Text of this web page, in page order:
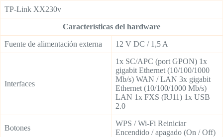
TP-Link XX230v
Características del hardware
Fuente de alimentación externa 12 V DC / 1,5 A
Interfaces
1x SC/APC (port GPON) 1x
gigabit Ethernet (10/100/1000
Mb/s) WAN / LAN 3x gigabit
Ethernet (10/100/1000 Mb/s)
LAN 1x FXS (RJ11) 1x USB
2.0
Botones
WPS / Wi-Fi Reiniciar
Encendido / apagado (On / Off)